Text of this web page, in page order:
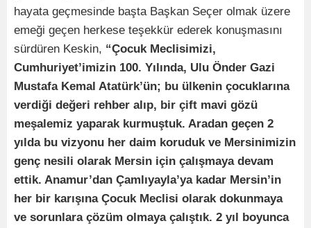
hayata geçmesinde başta Başkan Seçer olmak üzere
emeği geçen herkese teşekkür ederek konuşmasını
sürdüren Keskin, “Çocuk Meclisimizi,
Cumhuriyet’imizin 100. Yılında, Ulu Önder Gazi
Mustafa Kemal Atatürk’ün; bu ülkenin çocuklarına
verdiği değeri rehber alıp, bir çift mavi gözü
meşalemiz yaparak kurmuştuk. Aradan geçen 2
yılda bu vizyonu her daim koruduk ve Mersinimizin
genç nesili olarak Mersin için çalışmaya devam
ettik. Anamur’dan Çamlıyayla’ya kadar Mersin’in
her bir karışına Çocuk Meclisi olarak dokunmaya
ve sorunlara çözüm olmaya çalıştık. 2 yıl boyunca